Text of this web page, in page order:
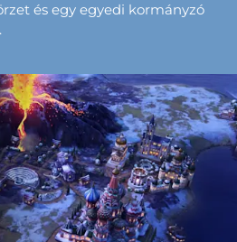
és egy egyedi kormányzó